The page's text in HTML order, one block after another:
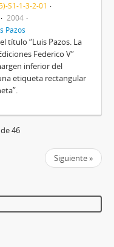
S1-1-3-2-01
2004
Pazos
título “Luis Pazos. La
Federico V”
inferior del
etiqueta rectangular
46
Siguiente »